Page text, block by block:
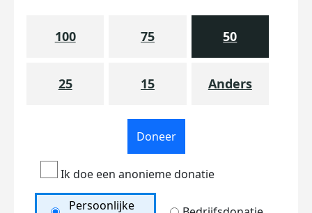
100 75 50
25 15 Anders
Doneer
Ik doe een anonieme donatie
Persoonlijke